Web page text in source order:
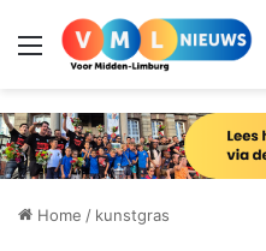
Menu
Home / kunstgras